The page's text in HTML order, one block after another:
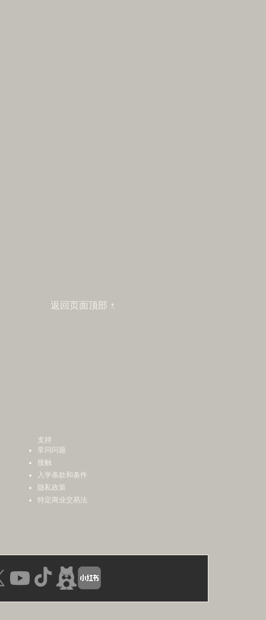
返回页面顶部 ↑
支持
常问问题
接触
入学条款和条件
隐私政策
特定商业交易法